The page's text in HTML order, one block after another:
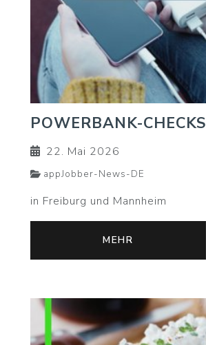
POWERBANK-CHECKS
22. Mai 2026
appJobber-News-DE
in Freiburg und Mannheim
MEHR